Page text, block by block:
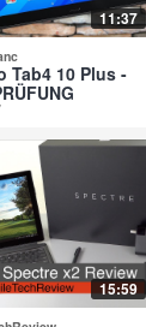
11:37
Tab4 10 Plus -
15:59